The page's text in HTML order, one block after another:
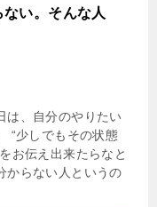
い。そんな人
は、自分のやりたい
“少しでもその状態
お伝え出来たらなと
からない人というの